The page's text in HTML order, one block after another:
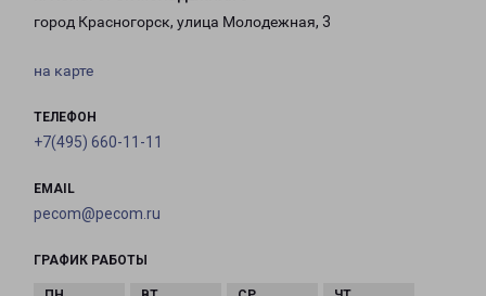
город Красногорск, улица Молодежная, 3
на карте
ТЕЛЕФОН
+7(495) 660-11-11
EMAIL
pecom@pecom.ru
ГРАФИК РАБОТЫ